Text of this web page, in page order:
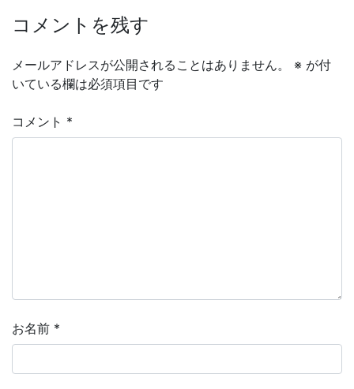
コメントを残す
メールアドレスが公開されることはありません。 ※ が付
いている欄は必須項目です
コメント *
お名前 *